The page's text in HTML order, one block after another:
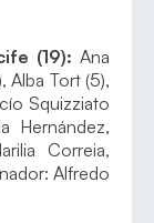
(19): Ana
Alba Tort (5),
Squizziato
Hernández,
Correia,
Alfredo